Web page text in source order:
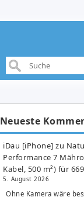
Neueste
iDau [iPhone] zu
Performance 7
Kabel, 500 m²) für
5. August 2026
Ohne Kamera wäre